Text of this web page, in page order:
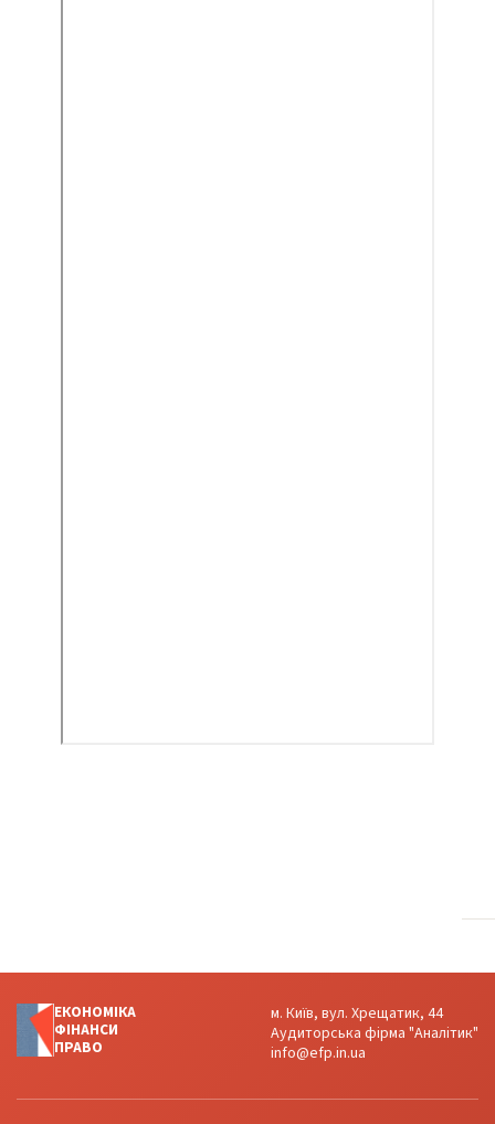
ЕКОНОМІКА
ФІНАНСИ
ПРАВО
м. Київ, вул. Хрещатик, 44
Аудиторська фірма "Аналітик"
info@efp.in.ua